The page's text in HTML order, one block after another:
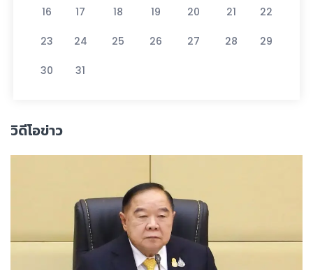
16 17 18 19 20 21 22
23 24 25 26 27 28 29
30 31
วิดีโอข่าว